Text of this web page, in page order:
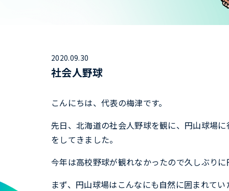
2020.09.30
社会人野球
こんにちは、代表の梅津です。
先日、北海道の社会人野球を観に、円山球場
をしてきました。
今年は高校野球が観れなかったので久しぶり
まず、円山球場はこんなにも自然に囲まれて